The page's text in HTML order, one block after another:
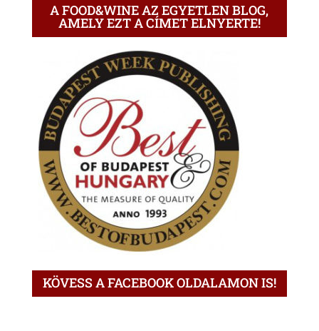
A FOOD&WINE AZ EGYETLEN BLOG,
AMELY EZT A CÍMET ELNYERTE!
KÖVESS A FACEBOOK OLDALAMON IS!